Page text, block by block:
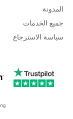
المدونة
جميع الخدمات
سياسة الاسترجاع